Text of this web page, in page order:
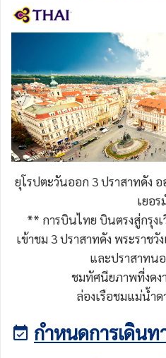
ยุโรปตะวันออก 3 ปราสาทดัง
เยอร
** การบินไทย บินตรงสู่กรุ
เข้าชม 3 ปราสาทดัง พระราช
และปราสาทน
ชมทัศนียภาพที่งดง
ล่องเรือชมแม่น้ำ
กำหนดการเดินท